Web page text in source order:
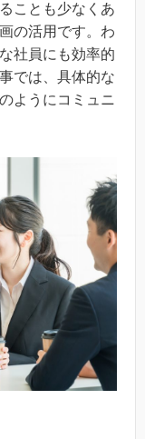
ことも少なくあ
の活用です。わ
社員にも効率的
では、具体的な
ようにコミュニ